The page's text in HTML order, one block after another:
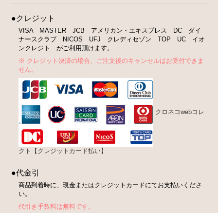
●クレジット
VISA MASTER JCB アメリカン・エキスプレス DC ダイ
ナースクラブ NICOS UFJ クレディセゾン TOP UC イオ
ンクレジト がご利用頂けます。
※ クレジット決済の場合、ご注文後のキャンセルはお受付できま
せん。
クロネコwebコレ
クト【クレジットカード払い】
●代金引
商品到着時に、現金またはクレジットカードにてお支払いくださ
い。
代引き手数料は無料です。